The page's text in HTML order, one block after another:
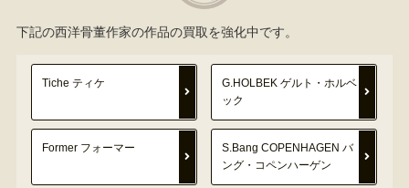
下記の西洋骨董作家の作品の買取を強化中です。
Tiche ティケ
G.HOLBEK ゲルト・ホルベ
ック
Former フォーマー
S.Bang COPENHAGEN バ
ング・コペンハーゲン